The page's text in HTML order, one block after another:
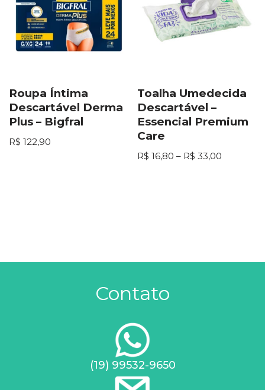
Roupa Íntima
Descartável Derma
Plus – Bigfral
R$ 122,90
Toalha Umedecida
Descartável –
Essencial Premium
Care
R$ 16,80 – R$ 33,00
Contato
(19) 99532-9650